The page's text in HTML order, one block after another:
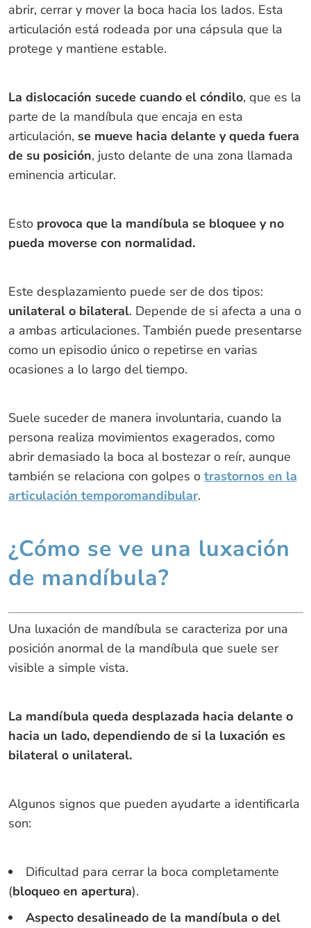
abrir, cerrar y mover la boca hacia los lados. Esta
articulación está rodeada por una cápsula que la
protege y mantiene estable.
La dislocación sucede cuando el cóndilo, que es la
parte de la mandíbula que encaja en esta
articulación, se mueve hacia delante y queda fuera
de su posición, justo delante de una zona llamada
eminencia articular.
Esto provoca que la mandíbula se bloquee y no
pueda moverse con normalidad.
Este desplazamiento puede ser de dos tipos:
unilateral o bilateral. Depende de si afecta a una o
a ambas articulaciones. También puede presentarse
como un episodio único o repetirse en varias
ocasiones a lo largo del tiempo.
Suele suceder de manera involuntaria, cuando la
persona realiza movimientos exagerados, como
abrir demasiado la boca al bostezar o reír, aunque
también se relaciona con golpes o trastornos en la
articulación temporomandibular.
¿Cómo se ve una luxación
de mandíbula?
Una luxación de mandíbula se caracteriza por una
posición anormal de la mandíbula que suele ser
visible a simple vista.
La mandíbula queda desplazada hacia delante o
hacia un lado, dependiendo de si la luxación es
bilateral o unilateral.
Algunos signos que pueden ayudarte a identificarla
son:
Dificultad para cerrar la boca completamente
(bloqueo en apertura).
Aspecto desalineado de la mandíbula o del